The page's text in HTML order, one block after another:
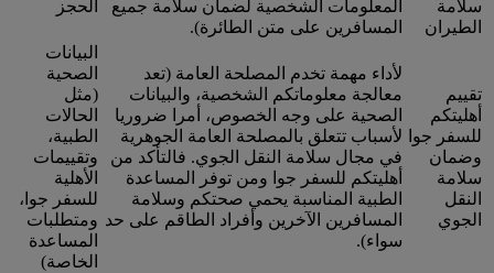
سلامة
الطيران
المعلومات الشخصية لضمان سلامة جميع
المسافرين على متن الطائرة).
الحجز
تقييم
أهليتكم
للسفر جوا
وضمان
سلامة
النقل
الجوي
لأداء مهمة تخدم المصلحة العامة (تعد
معالجة معلوماتكم الشخصية، والبيانات
الصحية على وجه الخصوص، أمرا ضروريا
لأسباب تتعلق بالمصلحة العامة الجوهرية
في مجال سلامة النقل الجوي. فالتأكد من
أهليتكم للسفر جوا ومن توفر المساعدة
الطبية المناسبة يحمي صحتكم وسلامة
المسافرين الآخرين وأفراد الطاقم على حد
سواء).
البيانات
الصحية
(مثل
الحالات
الطبية،
وتقييمات
الأهلية
للسفر جوا،
ومتطلبات
المساعدة
الخاصة)